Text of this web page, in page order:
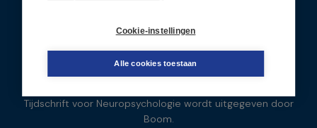
Cookie-instellingen
Alle cookies toestaan
Tijdschrift voor Neuropsychologie wordt uitgegeven door
Boom.